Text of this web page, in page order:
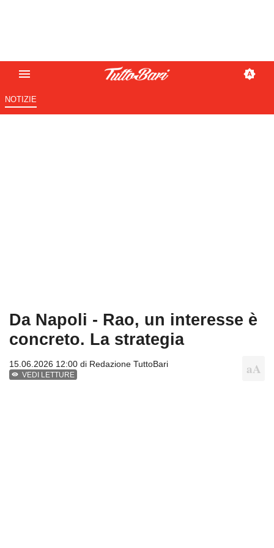
NOTIZIE
Da Napoli - Rao, un interesse è
concreto. La strategia
15.06.2026 12:00 di Redazione TuttoBari
VEDI LETTURE